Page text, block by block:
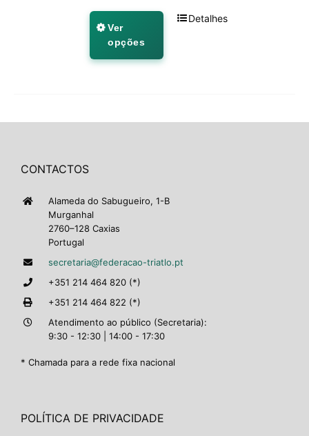
Ver
opções
Detalhes
CONTACTOS
Alameda do Sabugueiro, 1-B
Murganhal
2760–128 Caxias
Portugal
secretaria@federacao-triatlo.pt
+351 214 464 820 (*)
+351 214 464 822 (*)
Atendimento ao público (Secretaria):
9:30 - 12:30 | 14:00 - 17:30
* Chamada para a rede fixa nacional
POLÍTICA DE PRIVACIDADE